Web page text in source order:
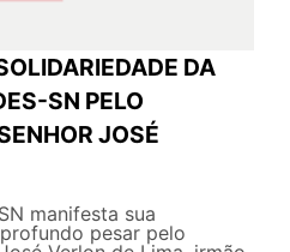
DA
SN PELO
JOSÉ
manifesta sua
pesar pelo